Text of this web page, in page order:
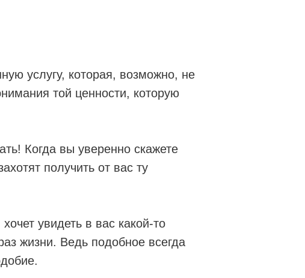
услугу, которая, возможно, не
той ценности, которую
Когда вы уверенно скажете
получить от вас ту
увидеть в вас какой-то
жизни. Ведь подобное всегда